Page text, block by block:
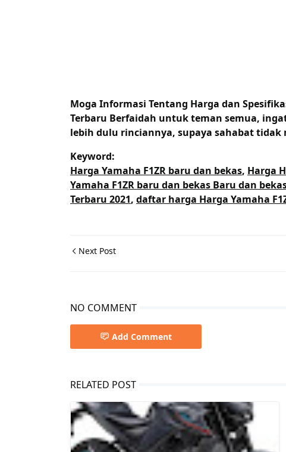
Moga Informasi Tentang Harga dan
Terbaru Berfaidah untuk teman semua,
lebih dulu rinciannya, supaya sahabat tidak
Keyword:
Harga Yamaha F1ZR baru dan bekas, Harga
Yamaha F1ZR baru dan bekas Baru dan
Terbaru 2021, daftar harga Harga Yamaha
Next Post
NO COMMENT
Add Comment
RELATED POST